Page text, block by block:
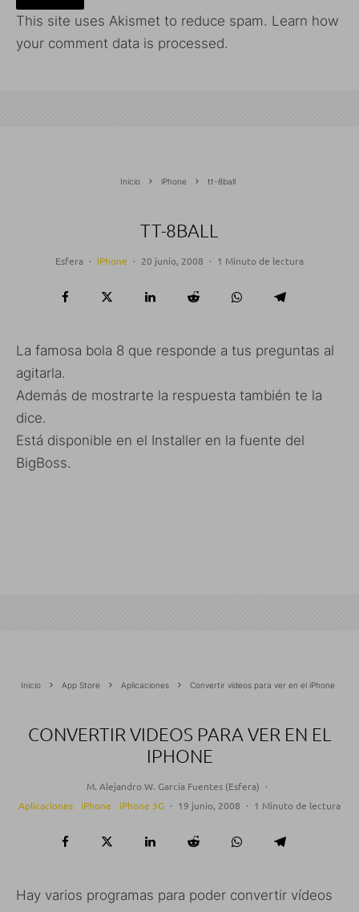
This site uses Akismet to reduce spam. Learn how
your comment data is processed.
Inicio iPhone tt-8ball
TT-8BALL
Esfera · iPhone · 20 junio, 2008 · 1 Minuto de lectura
La famosa bola 8 que responde a tus preguntas al
agitarla.
Además de mostrarte la respuesta también te la
dice.
Está disponible en el Installer en la fuente del
BigBoss.
Inicio App Store Aplicaciones Convertir videos para ver en el iPhone
CONVERTIR VIDEOS PARA VER EN EL
IPHONE
M. Alejandro W. García Fuentes (Esfera) ·
Aplicaciones
iPhone iPhone 3G · 19 junio, 2008 · 1 Minuto de lectura
Hay varios programas para poder convertir vídeos